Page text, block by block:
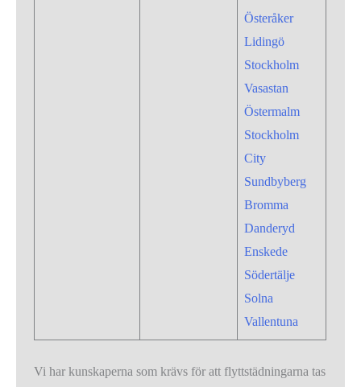
Österåker
Lidingö
Stockholm
Vasastan
Östermalm
Stockholm
City
Sundbyberg
Bromma
Danderyd
Enskede
Södertälje
Solna
Vallentuna
Vi har kunskaperna som krävs för att flyttstädningarna tas